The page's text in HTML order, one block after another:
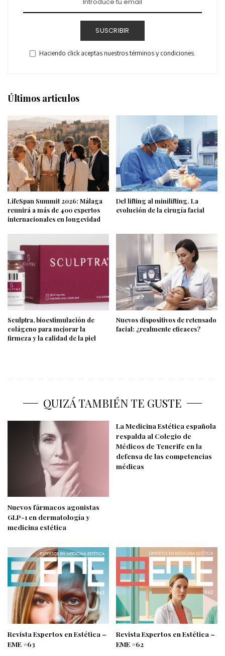
SUSCRIBIR
Haciendo click aceptas nuestros términos y condiciones.
Últimos articulos
LifeSpan Summit 2026: Málaga
reunirá a más de 400 expertos
internacionales en longevidad
Del lifting al minilifting. La
evolución de la cirugía facial
Sculptra, bioestimulación de
colágeno para mejorar la
firmeza y la calidad de la piel
Nuevos dispositivos de retensado
facial: ¿realmente eficaces?
QUIZÁ TAMBIÉN TE GUSTE
Nuevos fármacos agonistas
GLP-1 en dermatología y
medicina estética
La Medicina Estética española
respalda al Colegio de
Médicos de Tenerife en la
defensa de las competencias
médicas
Revista Expertos en Estética –
EME #63
Revista Expertos en Estética –
EME #62